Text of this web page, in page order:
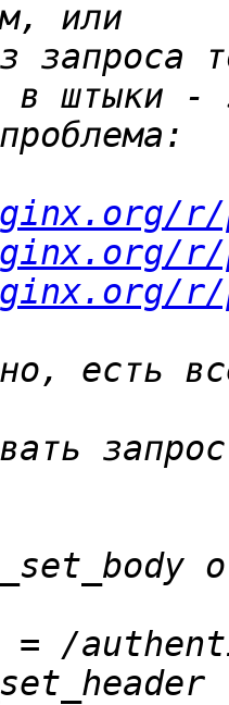
запроса
r/
r/
r/
есть